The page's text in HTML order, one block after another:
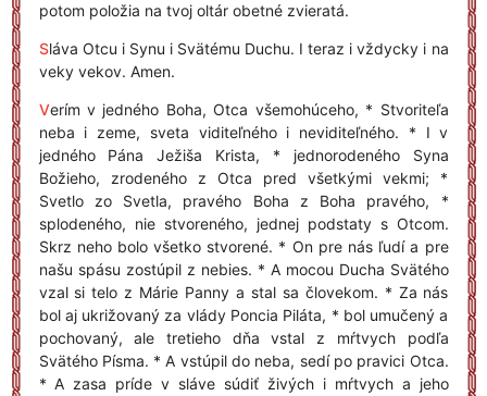
potom položia na tvoj oltár obetné zvieratá.
Sláva Otcu i Synu i Svätému Duchu. I teraz i vždycky i na
veky vekov. Amen.
Verím v jedného Boha, Otca všemohúceho, * Stvoriteľa
neba i zeme, sveta viditeľného i neviditeľného. * I v
jedného Pána Ježiša Krista, * jednorodeného Syna
Božieho, zrodeného z Otca pred všetkými vekmi; *
Svetlo zo Svetla, pravého Boha z Boha pravého, *
splodeného, nie stvoreného, jednej podstaty s Otcom.
Skrz neho bolo všetko stvorené. * On pre nás ľudí a pre
našu spásu zostúpil z nebies. * A mocou Ducha Svätého
vzal si telo z Márie Panny a stal sa človekom. * Za nás
bol aj ukrižovaný za vlády Poncia Piláta, * bol umučený a
pochovaný, ale tretieho dňa vstal z mŕtvych podľa
Svätého Písma. * A vstúpil do neba, sedí po pravici Otca.
* A zasa príde v sláve súdiť živých i mŕtvych a jeho